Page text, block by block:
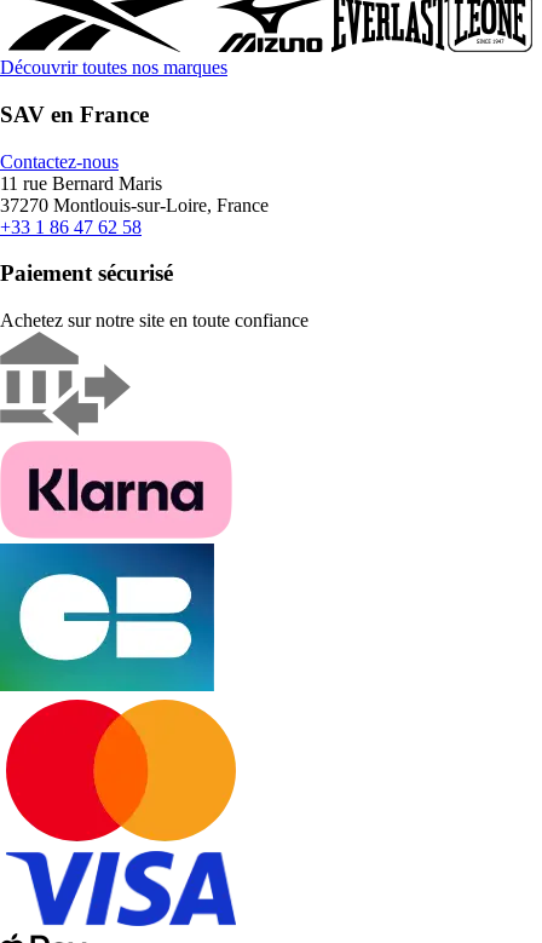
Découvrir toutes nos marques
SAV en France
Contactez-nous
11 rue Bernard Maris
37270 Montlouis-sur-Loire, France
+33 1 86 47 62 58
Paiement sécurisé
Achetez sur notre site en toute confiance